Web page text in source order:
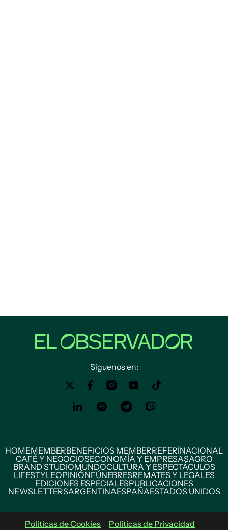
Siguenos en:
HOMEMEMBERBENEFICIOS MEMBERREFERÍNACIONAL
CAFÉ Y NEGOCIOSECONOMÍA Y EMPRESASAGRO
BRAND STUDIOMUNDOCULTURA Y ESPECTÁCULOS
LIFESTYLEOPINIÓNFÚNEBRESREMATES Y LEGALES
EDICIONES ESPECIALESPUBLICACIONES
NEWSLETTERSARGENTINAESPAÑAESTADOS UNIDOS
Políticas de Cookies Políticas de Privacidad